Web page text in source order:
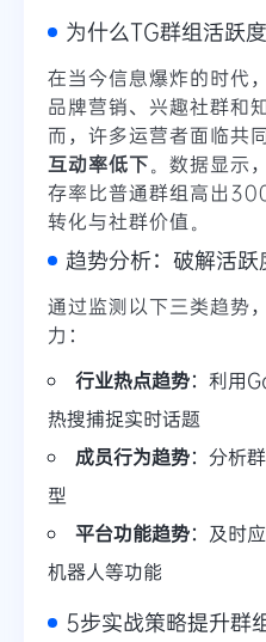
为什么TG群组活跃
在当今信息爆炸的时代，
品牌营销、兴趣社群和
而，许多运营者面临共
互动率低下。数据显示，
存率比普通群组高出
转化与社群价值。
趋势分析：破解活
通过监测以下三类趋势
力：
行业热点趋势：利用
热搜捕捉实时话题
成员行为趋势：分析
型
平台功能趋势：及时
机器人等功能
5步实战策略提升群